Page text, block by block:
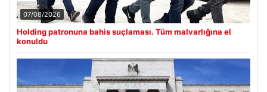
07/08/2026
Holding patronuna bahis suçlaması. Tüm malvarlığına el
konuldu